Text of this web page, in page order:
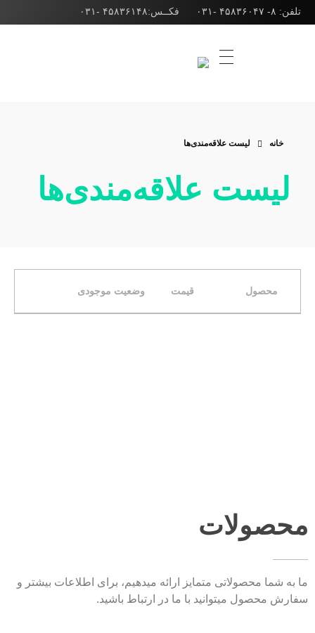
تلفن: ۸- ۴۵۸۳۶۰۴۷ -۰۳۱ فکــس:۴۵۸۳۶۱۴۸ -۰۳۱
خانه لیست علاقه‌مندی‌ها
لیست علاقه‌مندی‌ها
محصول قیمت وضعیت موجودی
محصولات
ما به شما محصولاتی متمایز ارائه میدهیم، برای اطلاعات بیشتر و
سفارش محصول میتوانید با ما در ارتباط باشید.